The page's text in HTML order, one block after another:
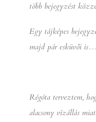
több bejegyzést
Egy tájképes
majd pár esküvői is…
Régóta terveztem,
alacsony vízállás